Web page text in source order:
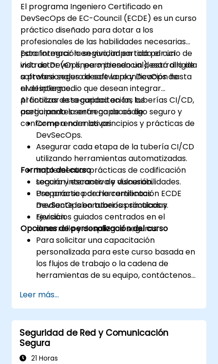
El programa Ingeniero Certificado en
DevSecOps de EC-Council (ECDE) es un curso
práctico diseñado para dotar a los
profesionales de las habilidades necesarias
para integrar la seguridad en todo el ciclo de
vida de DevOps, permitiendo un desarrollo de
software seguro desde la planificación hasta
el despliegue.
Esta formación en vivo, impartida por un
instructor (en línea o presencial), está dirigida
a profesionales de software y DevOps de
nivel intermedio que desean integrar
prácticas de seguridad en las tuberías CI/CD,
asegurando la entrega de código seguro y
conforme a normativas.
Al finalizar esta capacitación, los
participantes serán capaces de:
Comprender los principios y prácticas de
DevSecOps.
Asegurar cada etapa de la tubería CI/CD
utilizando herramientas automatizadas.
Implementar prácticas de codificación
segura y escaneo de vulnerabilidades.
Prepararse para la certificación ECDE
mediante laboratorios prácticos y
revisión.
Formato del curso
Lección interactiva y discusión.
Uso práctico de herramientas
DevSecOps en tuberías simuladas.
Ejercicios guiados centrados en el
desarrollo y despliegue seguros.
Opciones de personalización del curso
Para solicitar una capacitación
personalizada para este curso basada en
los flujos de trabajo o la cadena de
herramientas de su equipo, contáctenos
Leer más...
Seguridad de Red y Comunicación
Segura
21 Horas